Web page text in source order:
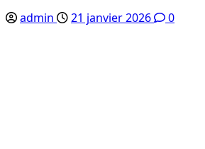
admin 21 janvier 2026 0